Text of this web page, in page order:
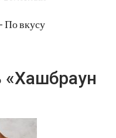
По вкусу
«Хашбраун